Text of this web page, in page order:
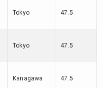
Tokyo 47.5
Tokyo 47.5
Kanagawa 47.5